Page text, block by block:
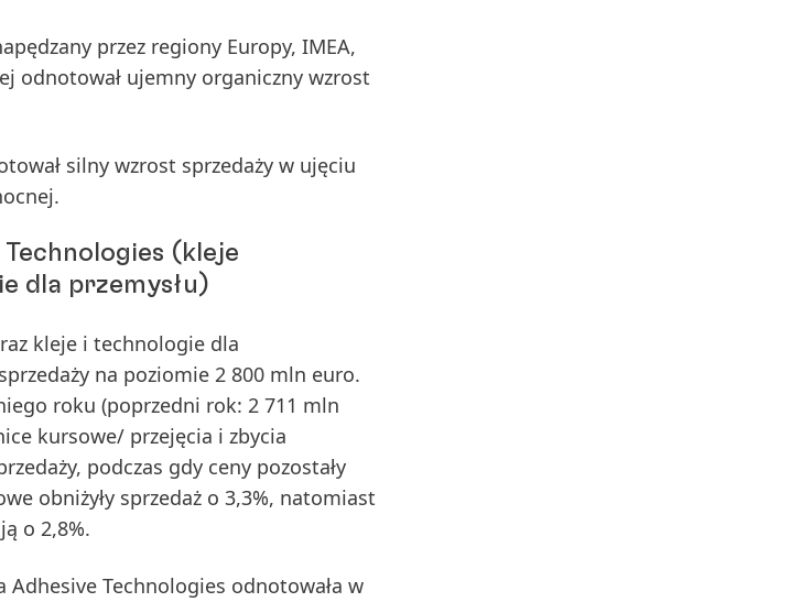
przez regiony Europy, IMEA,
odnotował ujemny organiczny wzrost
silny wzrost sprzedaży w ujęciu
(kleje
dla przemysłu)
kleje i technologie dla
sprzedaży na poziomie 2 800 mln euro.
roku (poprzedni rok: 2 711 mln
kursowe/ przejęcia i zbycia
podczas gdy ceny pozostały
obniżyły sprzedaż o 3,3%, natomiast
o 2,8%.
Adhesive Technologies odnotowała w